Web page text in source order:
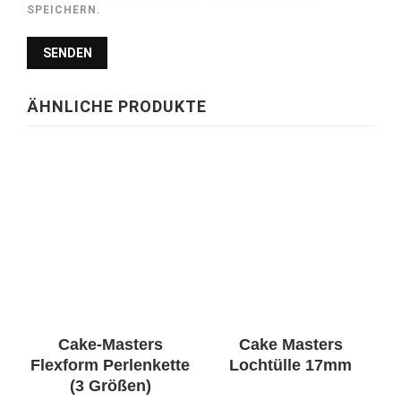
SPEICHERN.
ÄHNLICHE PRODUKTE
Cake-Masters
Flexform Perlenkette
(3 Größen)
Cake Masters
Lochtülle 17mm